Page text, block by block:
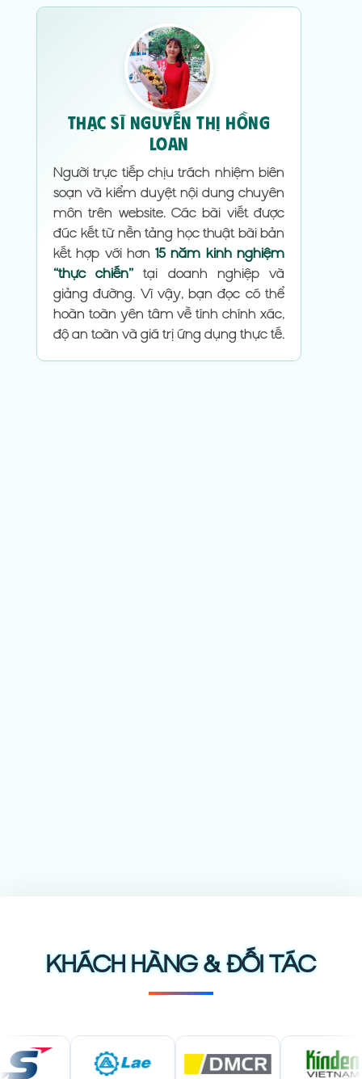
Thạc sĩ Nguyễn Thị Hồng
Loan
Người trực tiếp chịu trách nhiệm biên
soạn và kiểm duyệt nội dung chuyên
môn trên website. Các bài viết được
đúc kết từ nền tảng học thuật bài bản
kết hợp với hơn15 năm kinh nghiệm
“thực chiến” tại doanh nghiệp và
giảng đường. Vì vậy, bạn đọc có thể
hoàn toàn yên tâm về tính chính xác,
độ an toàn và giá trị ứng dụng thực tế.
KHÁCH HÀNG & ĐỐI TÁC